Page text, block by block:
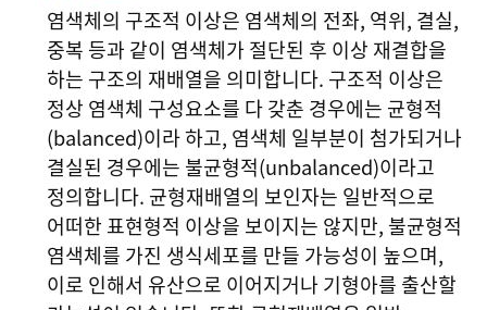
염색체의 구조적 이상은 염색체의 전좌, 역위, 결실,
중복 등과 같이 염색체가 절단된 후 이상 재결합을
하는 구조의 재배열을 의미합니다. 구조적 이상은
정상 염색체 구성요소를 다 갖춘 경우에는 균형적
(balanced)이라 하고, 염색체 일부분이 첨가되거나
결실된 경우에는 불균형적(unbalanced)이라고
정의합니다. 균형재배열의 보인자는 일반적으로
어떠한 표현형적 이상을 보이지는 않지만, 불균형적
염색체를 가진 생식세포를 만들 가능성이 높으며,
이로 인해서 유산으로 이어지거나 기형아를 출산할